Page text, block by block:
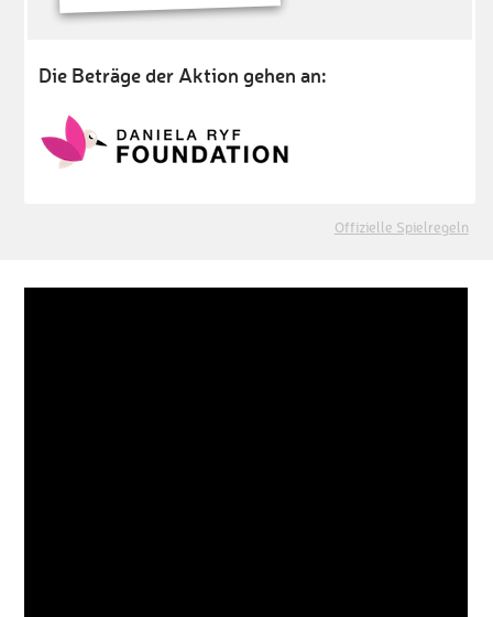
Die Beträge der Aktion gehen an:
Offizielle Spielregeln